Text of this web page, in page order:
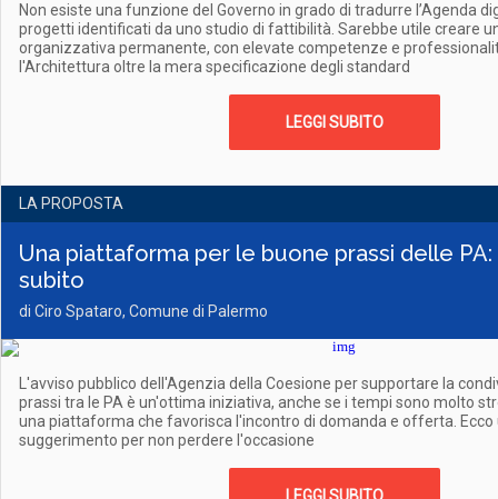
Non esiste una funzione del Governo in grado di tradurre l’Agenda
progetti identificati da uno studio di fattibilità. Sarebbe utile creare
organizzativa permanente, con elevate competenze e
l'Architettura oltre la mera specificazione degli standard
LEGGI SUBITO
LA PROPOSTA
Una piattaforma per le buone prassi delle
subito
di Ciro Spataro, Comune di Palermo
L'avviso pubblico dell'Agenzia della Coesione per supportare la
prassi tra le PA è un'ottima iniziativa, anche se i tempi sono molto
una piattaforma che favorisca l'incontro di domanda e offerta. Ecco
suggerimento per non perdere l'occasione